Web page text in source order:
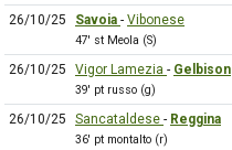
26/10/25 Savoia - Vibonese
47' st Meola (S)
26/10/25 Vigor Lamezia - Gelbison
39' pt russo (g)
26/10/25 Sancataldese - Reggina
36' pt montalto (r)